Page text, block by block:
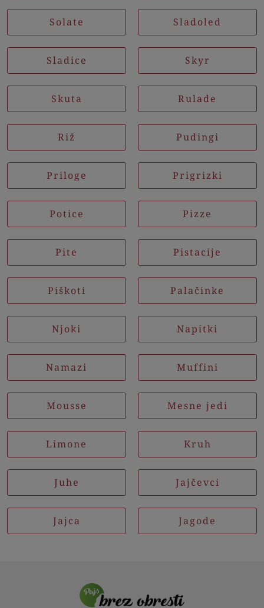
Solate Sladoled
Sladice Skyr
Skuta Rulade
Riž Pudingi
Priloge Prigrizki
Potice Pizze
Pite Pistacije
Piškoti Palačinke
Njoki Napitki
Namazi Muffini
Mousse Mesne jedi
Limone Kruh
Juhe Jajčevci
Jajca Jagode